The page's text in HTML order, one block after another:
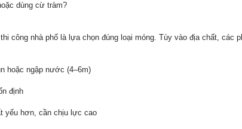
dùng cừ tràm?
công nhà phố là lựa chọn đúng loại móng. Tùy vào địa chất, các
hoặc ngập nước (4–6m)
định
yếu hơn, cần chịu lực cao